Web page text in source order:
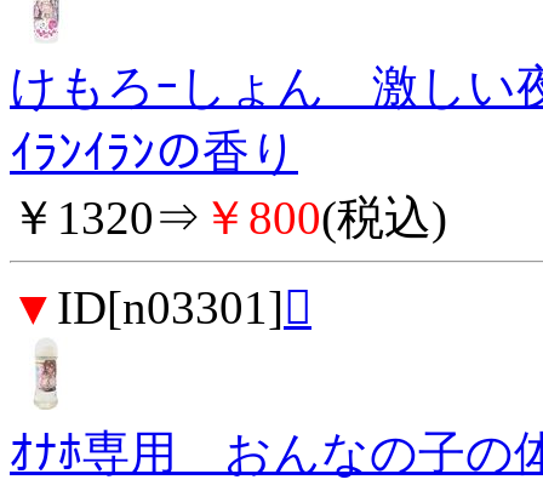
けもろｰしょん 激しい
ｲﾗﾝｲﾗﾝの香り
￥1320⇒ ￥800(税込)
▼ ID[n03301]
ｵﾅﾎ専用 おんなの子の